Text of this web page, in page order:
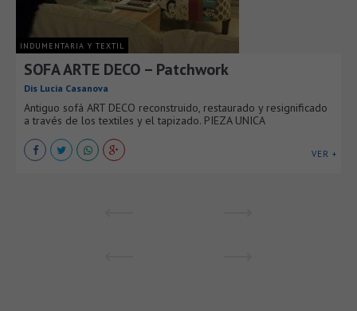
INDUMENTARIA Y TEXTIL
SOFA ARTE DECO – Patchwork
Dis Lucia Casanova
Antiguo sofá ART DECO reconstruido, restaurado y resignificado
a través de los textiles y el tapizado. PIEZA UNICA
VER +